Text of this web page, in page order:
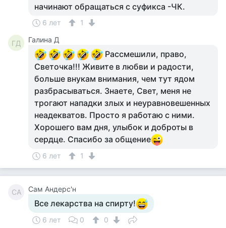
начинают обращаться с суфикса -ЧК.
6 лет 1
ГД Галина Д
Рассмешили, право,
Светочка!!! Живите в любви и радости,
больше внукам внимания, чем тут ядом
разбрасываться. Знаете, Свет, меня не
трогают нападки злых и неуравновешенных
неадекватов. Просто я работаю с ними.
Хорошего вам дня, улыбок и доброты в
сердце. Спасибо за общение
6 лет 1
СА Сам Андерс'н
Все лекарства на спирту!
6 лет 0 0